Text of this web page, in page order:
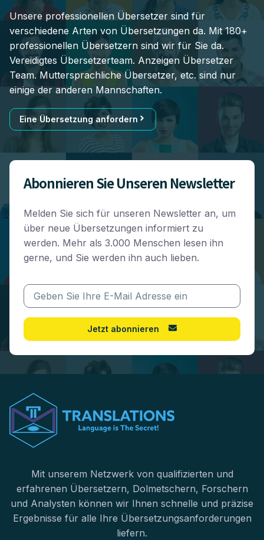
Unsere professionellen Übersetzer sind für
verschiedene Arten von Übersetzungen da. Mit 180+
professionellen Übersetzern sind wir für Sie da.
Vereidigtes Übersetzerteam. Anzeigen Übersetzer
Team. Muttersprachliche Übersetzer, etc. sind nur
einige der anderen Mannschaften.
Eine Übersetzung anfordern
Abonnieren Sie Unseren Newsletter
Melden Sie sich für unseren Newsletter an, um
über neue Übersetzungen informiert zu
werden. Mehr als 3.000 Menschen lesen ihn
gerne, und Sie werden ihn auch lieben.
Jetzt abonnieren
Mit unserem Netzwerk von qualifizierten und
erfahrenen Übersetzern, Dolmetschern, Forschern
und Analysten können wir Ihnen schnelle und präzise
Ergebnisse für alle Ihre Übersetzungsanforderungen
liefern.